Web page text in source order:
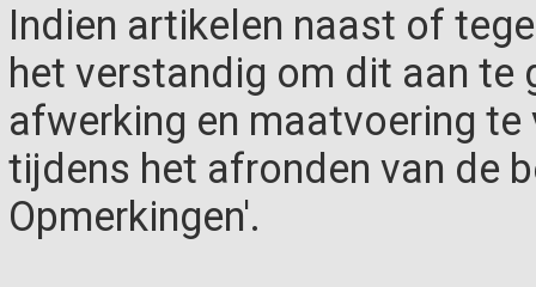
Indien artikelen naast of
het verstandig om dit aan te
afwerking en maatvoering
tijdens het afronden van de
Opmerkingen'.